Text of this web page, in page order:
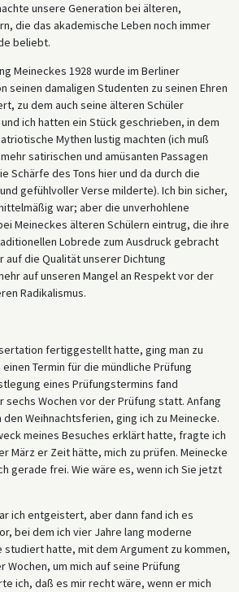
unsere Generation bei älteren,
die das akademische Leben noch immer
beliebt.
Meineckes 1928 wurde im Berliner
seinen damaligen Studenten zu seinen Ehren
zu dem auch seine älteren Schüler
ich hatten ein Stück geschrieben, in dem
Mythen lustig machten (ich muß
satirischen und amüsanten Passagen
Schärfe des Tons hier und da durch die
gefühlvoller Verse milderte). Ich bin sicher,
war; aber die unverhohlene
Meineckes älteren Schülern eintrug, die ihre
Lobrede zum Ausdruck gebracht
auf die Qualität unserer Dichtung
auf unseren Mangel an Respekt vor der
Radikalismus.
fertiggestellt hatte, ging man zu
Termin für die mündliche Prüfung
eines Prüfungstermins fand
Wochen vor der Prüfung statt. Anfang
den Weihnachtsferien, ging ich zu Meinecke.
meines Besuches erklärt hatte, fragte ich
März er Zeit hätte, mich zu prüfen. Meinecke
gerade frei. Wie wäre es, wenn ich Sie jetzt
ich entgeistert, aber dann fand ich es
bei dem ich vier Jahre lang moderne
studiert hatte, mit dem Argument zu kommen,
um mich auf seine Prüfung
ich, daß es mir recht wäre, wenn er mich